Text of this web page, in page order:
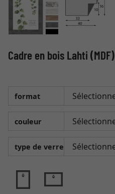
Cadre en bois Lahti (MDF)
format
couleur
type de verre